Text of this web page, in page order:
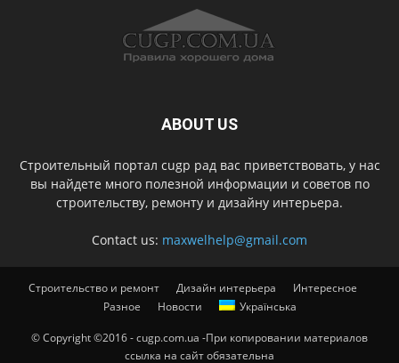
ABOUT US
Строительный портал cugp рад вас приветствовать, у нас
вы найдете много полезной информации и советов по
строительству, ремонту и дизайну интерьера.
Contact us: maxwelhelp@gmail.com
Строительство и ремонт Дизайн интерьера
Интересное
Разное
Новости Українська
© Copyright ©2016 - cugp.com.ua -При копировании материалов
ссылка на сайт обязательна